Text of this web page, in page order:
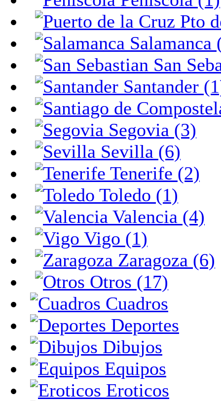
Pto
Salamanca
San
Santander
Segovia (3)
Sevilla (6)
Tenerife (2)
Toledo (1)
Valencia (4)
Vigo (1)
Zaragoza (6)
Otros (17)
Cuadros
Deportes
Dibujos
Equipos
Eroticos